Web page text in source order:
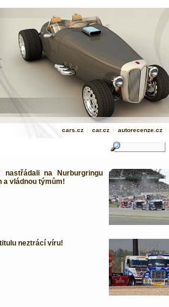
cars.cz | car.cz | autorecenze.cz |
na Nurburgringu
a vládnou týmům!
neztrácí víru!